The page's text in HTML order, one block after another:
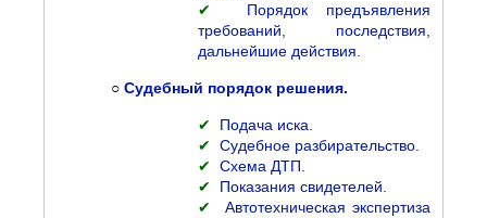
✔
Порядок предъявления
требований, последствия,
дальнейшие действия.
○Судебный порядок решения.
✔
Подача иска.
✔
Судебное разбирательство.
✔
Схема ДТП.
✔
Показания свидетелей.
✔
Автотехническая экспертиза